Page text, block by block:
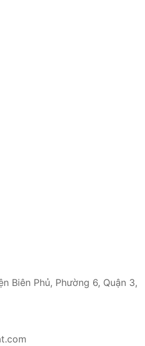
Biên Phủ, Phường 6, Quận 3,